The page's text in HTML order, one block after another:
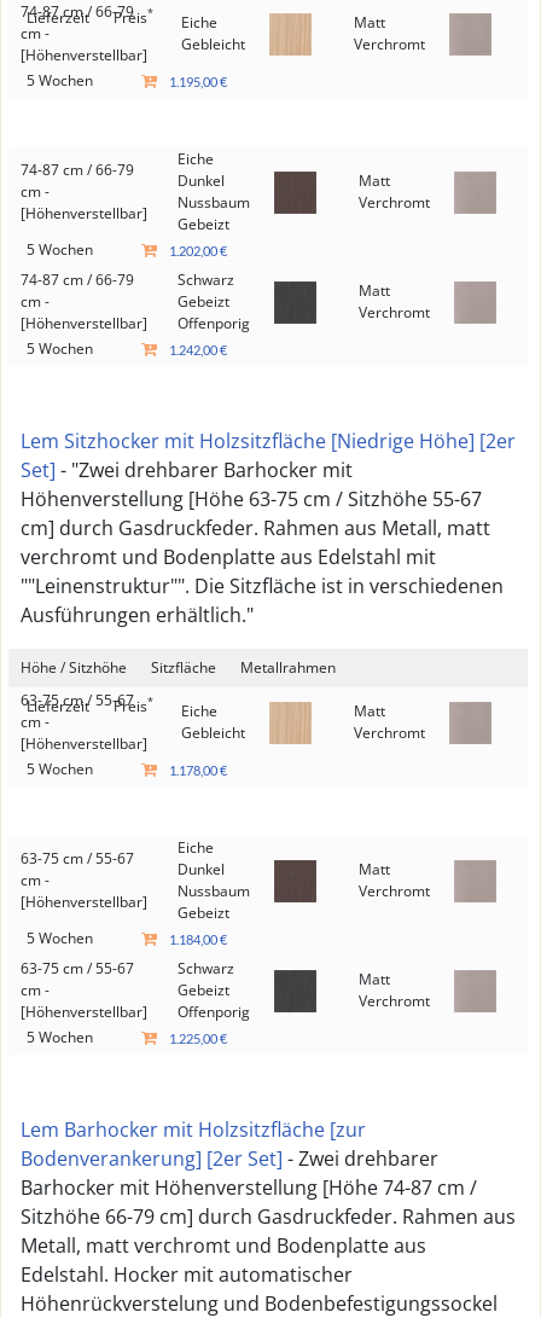
Lieferzeit
Preis*
74-87 cm / 66-79
cm -
[Höhenverstellbar]
Eiche
Gebleicht
Matt
Verchromt
5 Wochen
1.195,00 €
74-87 cm / 66-79
cm -
[Höhenverstellbar]
Eiche
Dunkel
Nussbaum
Gebeizt
Matt
Verchromt
5 Wochen 1.202,00 €
74-87 cm / 66-79
cm -
[Höhenverstellbar]
Schwarz
Gebeizt
Offenporig
Matt
Verchromt
5 Wochen
1.242,00 €
Lem Sitzhocker mit Holzsitzfläche [Niedrige Höhe] [2er
Set] - "Zwei drehbarer Barhocker mit
Höhenverstellung [Höhe 63-75 cm / Sitzhöhe 55-67
cm] durch Gasdruckfeder. Rahmen aus Metall, matt
verchromt und Bodenplatte aus Edelstahl mit
""Leinenstruktur"". Die Sitzfläche ist in verschiedenen
Ausführungen erhältlich."
Höhe / Sitzhöhe Sitzfläche
Metallrahmen
Lieferzeit
Preis*
63-75 cm / 55-67
cm -
[Höhenverstellbar]
Eiche
Gebleicht
Matt
Verchromt
5 Wochen
1.178,00 €
63-75 cm / 55-67
cm -
[Höhenverstellbar]
Eiche
Dunkel
Nussbaum
Gebeizt
Matt
Verchromt
5 Wochen 1.184,00 €
63-75 cm / 55-67
cm -
[Höhenverstellbar]
Schwarz
Gebeizt
Offenporig
Matt
Verchromt
5 Wochen
1.225,00 €
Lem Barhocker mit Holzsitzfläche [zur
Bodenverankerung] [2er Set] - Zwei drehbarer
Barhocker mit Höhenverstellung [Höhe 74-87 cm /
Sitzhöhe 66-79 cm] durch Gasdruckfeder. Rahmen aus
Metall, matt verchromt und Bodenplatte aus
Edelstahl. Hocker mit automatischer
Höhenrückverstelung und Bodenbefestigungssockel